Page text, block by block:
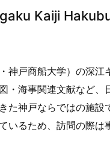
Kaiji
神戸商船大学）の深
・海事関連文献など
た神戸ならではの施
いるため、訪問の際